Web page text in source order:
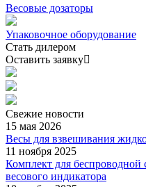
Весовые дозаторы
Упаковочное оборудование
Стать дилером
Оставить заявку
Свежие новости
15 мая 2026
Весы для взвешивания
11 ноября 2025
Комплект для беспроводной
весового индикатора